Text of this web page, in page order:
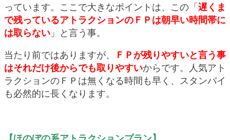
っています。ここで大きなポイントは、この「遅くま
で残っているアトラクションのＦＰは朝早い時間帯に
は取らない 」と言う事。
当たり前ではありますが、
ＦＰが残りやすいと言う事
はそれだけ後からでも取りやすいからです。人気アト
ラクションのＦＰは無くなる時間も早く、スタンバイ
も必然的に長くなります。